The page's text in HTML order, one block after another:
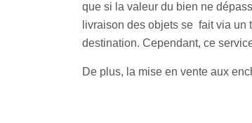
que si la valeur du bien ne
livraison des objets se fait via un
destination. Cependant, ce
De plus, la mise en vente aux